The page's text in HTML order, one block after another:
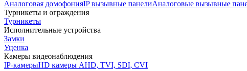
Аналоговая домофонияIP вызывные панелиАналоговые вызывные
Турникеты и ограждения
Турникеты
Исполнительные устройства
Замки
Уценка
Камеры видеонаблюдения
IP-камерыHD камеры AHD, TVI, SDI, CVI